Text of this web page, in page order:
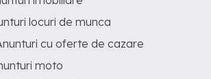
locuri de munca
cu oferte de cazare
moto